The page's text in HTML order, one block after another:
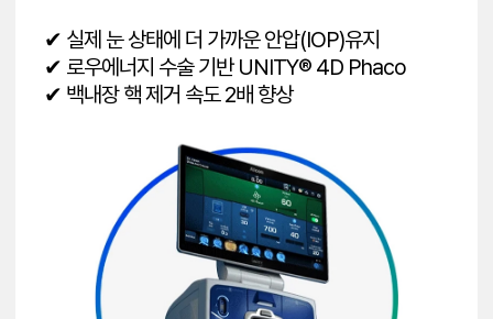
✔ 실제 눈 상태에 더 가까운 안압(IOP)유지
✔ 로우에너지 수술 기반 UNITY® 4D Phaco
✔ 백내장 핵 제거 속도 2배 향상